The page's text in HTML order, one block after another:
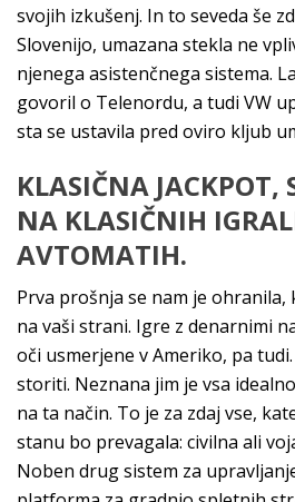
svojih izkušenj. In to seveda še
Slovenijo, umazana stekla ne
njenega asistenčnega sistema.
govoril o Telenordu, a tudi VW
sta se ustavila pred oviro kljub
KLASIČNA JACKPOT,
NA KLASIČNIH
AVTOMATIH.
Prva prošnja se nam je
na vaši strani. Igre z denarnimi
oči usmerjene v Ameriko, pa
storiti. Neznana jim je vsa
na ta način. To je za zdaj vse,
stanu bo prevagala: civilna ali
Noben drug sistem za